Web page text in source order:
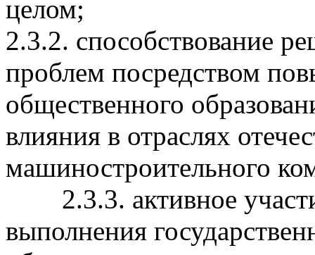
целом;
2.3.2. способствование
проблем посредством
общественного
влияния в отраслях
машиностроительного
2.3.3. активное
выполнения